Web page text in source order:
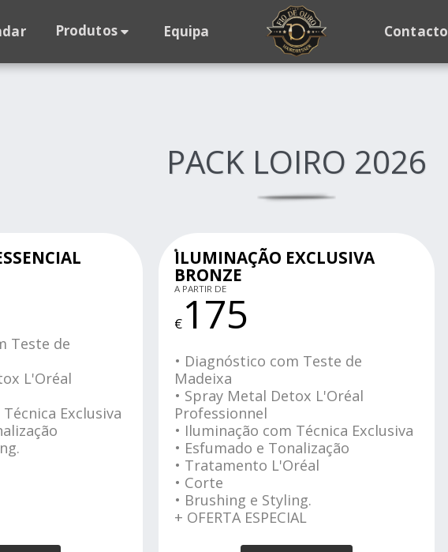
Produtos Equipa Contacto
PACK LOIRO 2026
Teste de
L'Oréal
Exclusiva
ILUMINAÇÃO EXCLUSIVA
BRONZE
A PARTIR DE
€ 175
• Diagnóstico com Teste de
Madeixa
• Spray Metal Detox L'Oréal
Professionnel
• Iluminação com Técnica Exclusiva
• Esfumado e Tonalização
• Tratamento L'Oréal
• Corte
• Brushing e Styling.
+ OFERTA ESPECIAL